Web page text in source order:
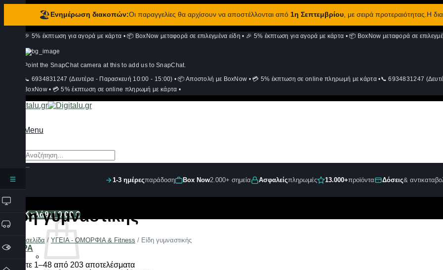
🏖️Ενημέρωση διακοπών:Οι παραγγελίες θα αρχίσουν να αποστέλλονται από 1η Σεπτεμβρίου, με σειρά προτεραιότητας.Η
περιεχόμενο
🎉 5% έκπτωση για αγορά με κάρτα • 📦 BoxNow μεταφορά σε επιλεγμένα είδη • 🎉 5% έκπτωση για αγορά με κάρτα • 📦 BoxNow μεταφορά σε
Point the SnapChat camera at this to add us to SnapChat.
📞 6934831247 (Δευτέρα - Παρασκευή 10:00 - 15:00) • 📦 Αποστολή με BoxNow • 💳 5% έκπτωση σε online πληρωμή με κάρτα •📞 6934831247
BoxNow • 💳 5% έκπτωση σε online πληρωμή με κάρτα •
Menu
Αναζήτηση
για:
Σύνδεση
Καλάθι /0,00€
1-3 ημέρεςπαράδοση Box Now2.000+ σημεία Ασφαλείςπληρωμές 13.000+προϊόντα Δόσεις&
Είδη γυμναστικής
Αρχική σελίδα / ΥΓΕΙΑ - ΟΜΟΡΦΙΑ & Fitness / Είδη γυμναστικής
ΦΙΛΤΡΑ
Βλέπετε 1–48 από 203 αποτελέσματαSorted